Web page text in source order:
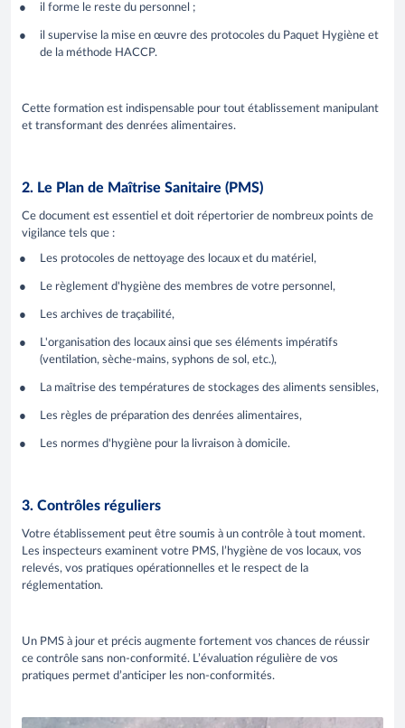
il forme le reste du personnel ;
il supervise la mise en œuvre des protocoles du Paquet Hygiène et
de la méthode HACCP.
Cette formation est indispensable pour tout établissement manipulant
et transformant des denrées alimentaires.
2. Le Plan de Maîtrise Sanitaire (PMS)
Ce document est essentiel et doit répertorier de nombreux points de
vigilance tels que :
Les protocoles de nettoyage des locaux et du matériel,
Le règlement d'hygiène des membres de votre personnel,
Les archives de traçabilité,
L'organisation des locaux ainsi que ses éléments impératifs
(ventilation, sèche-mains, syphons de sol, etc.),
La maîtrise des températures de stockages des aliments sensibles,
Les règles de préparation des denrées alimentaires,
Les normes d'hygiène pour la livraison à domicile.
3. Contrôles réguliers
Votre établissement peut être soumis à un contrôle à tout moment.
Les inspecteurs examinent votre PMS, l’hygiène de vos locaux, vos
relevés, vos pratiques opérationnelles et le respect de la
réglementation.
Un PMS à jour et précis augmente fortement vos chances de réussir
ce contrôle sans non-conformité. L’évaluation régulière de vos
pratiques permet d’anticiper les non-conformités.